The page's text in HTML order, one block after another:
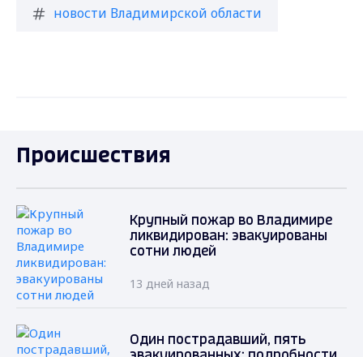
новости Владимирской области
Происшествия
Крупный пожар во Владимире
ликвидирован: эвакуированы
сотни людей
13 дней назад
Один пострадавший, пять